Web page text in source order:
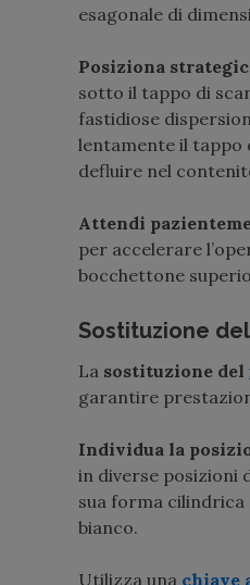
esagonale di
Posiziona
sotto il tappo di
fastidiose
lentamente il tappo
defluire nel
Attendi
per accelerare
bocchettone
Sostituzione
La sostituzione del
garantire
Individua la
in diverse posizioni
sua forma cilindrica
bianco.
Utilizza una chiave